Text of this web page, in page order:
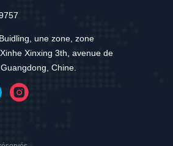
une zone, zone
Xinxing 3th, avenue de
Chine.